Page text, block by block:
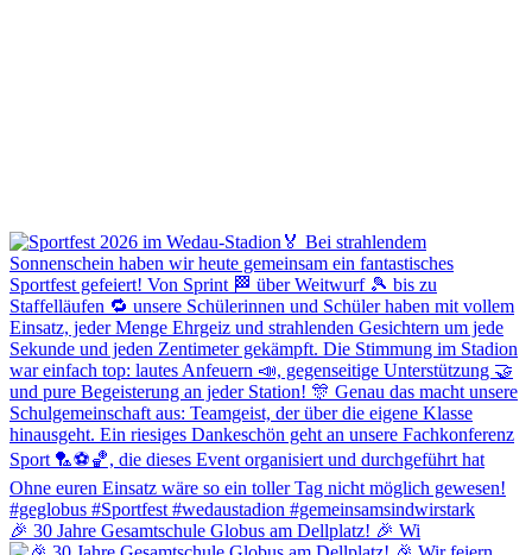
🎉 30 Jahre Gesamtschule Globus am Dellplatz! 🎉 Wi